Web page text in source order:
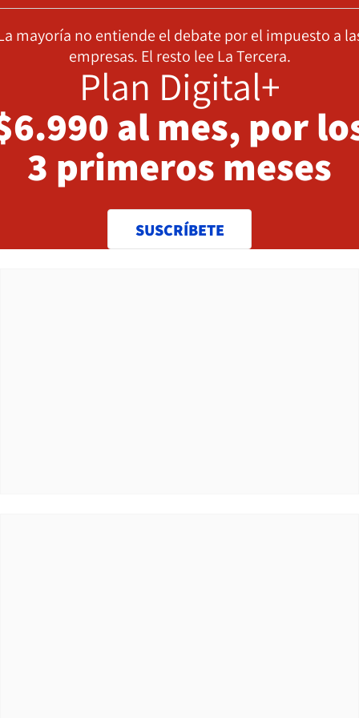
mayoría no entiende el debate por el impuesto a
empresas. El resto lee La Tercera.
Plan Digital+
al mes, por
3 primeros meses
SUSCRÍBETE